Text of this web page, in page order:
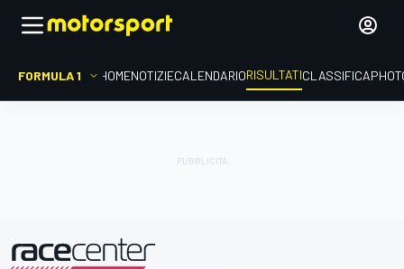
FORMULA 1 HOMENOTIZIECALENDARIORISULTATICLASSIFICA